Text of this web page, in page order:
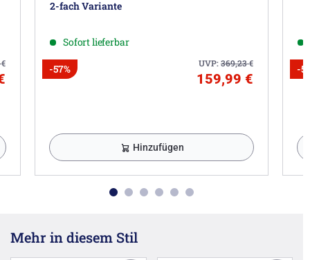
€
2-fach Variante
Sofort lieferbar
UVP:369,23€
-57%
159,99 €
Hinzufügen
-
Mehr in diesem Stil